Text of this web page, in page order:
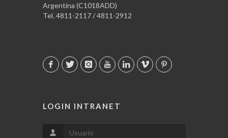
Argentina (C1018ADD)
Tel. 4811-2117 / 4811-2912
LOGIN INTRANET